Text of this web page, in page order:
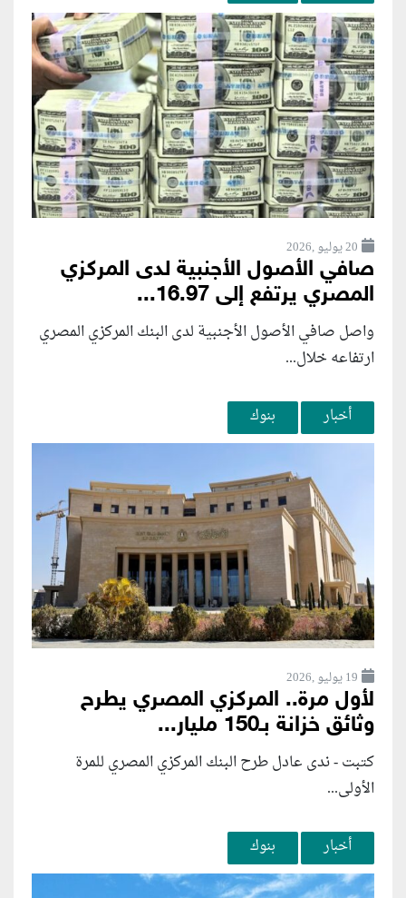
20 يوليو ,2026
صافي الأصول الأجنبية لدى المركزي
المصري يرتفع إلى 16.97...
واصل صافي الأصول الأجنبية لدى البنك المركزي المصري
ارتفاعه خلال...
أخبار بنوك
19 يوليو ,2026
لأول مرة.. المركزي المصري يطرح
وثائق خزانة بـ150 مليار...
كتبت - ندى عادل طرح البنك المركزي المصري للمرة
الأولى...
أخبار بنوك